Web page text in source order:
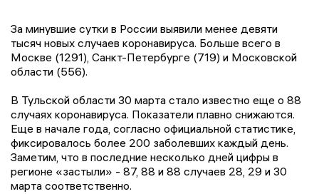
За минувшие сутки в России выявили менее девяти
тысяч новых случаев коронавируса. Больше всего в
Москве (1291), Санкт-Петербурге (719) и Московской
области (556).
В Тульской области 30 марта стало известно еще о 88
случаях коронавируса. Показатели плавно снижаются.
Еще в начале года, согласно официальной статистике,
фиксировалось более 200 заболевших каждый день.
Заметим, что в последние несколько дней цифры в
регионе «застыли» - 87, 88 и 88 случаев 28, 29 и 30
марта соответственно.